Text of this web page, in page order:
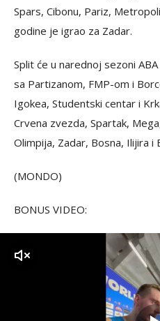
Spars, Cibonu, Pariz,
godine je igrao za Zadar.
Split će u narednoj sezoni
sa Partizanom, FMP-om i
Igokea, Studentski centar i
Crvena zvezda, Spartak,
Olimpija, Zadar, Bosna, Ilijira i
(MONDO)
BONUS VIDEO: